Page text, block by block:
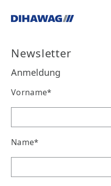
Newsletter
Anmeldung
Vorname*
Name*